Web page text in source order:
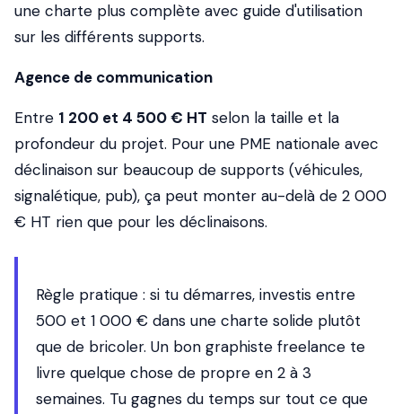
une charte plus complète avec guide d'utilisation
sur les différents supports.
Agence de communication
Entre 1 200 et 4 500 € HT selon la taille et la
profondeur du projet. Pour une PME nationale avec
déclinaison sur beaucoup de supports (véhicules,
signalétique, pub), ça peut monter au-delà de 2 000
€ HT rien que pour les déclinaisons.
Règle pratique : si tu démarres, investis entre
500 et 1 000 € dans une charte solide plutôt
que de bricoler. Un bon graphiste freelance te
livre quelque chose de propre en 2 à 3
semaines. Tu gagnes du temps sur tout ce que